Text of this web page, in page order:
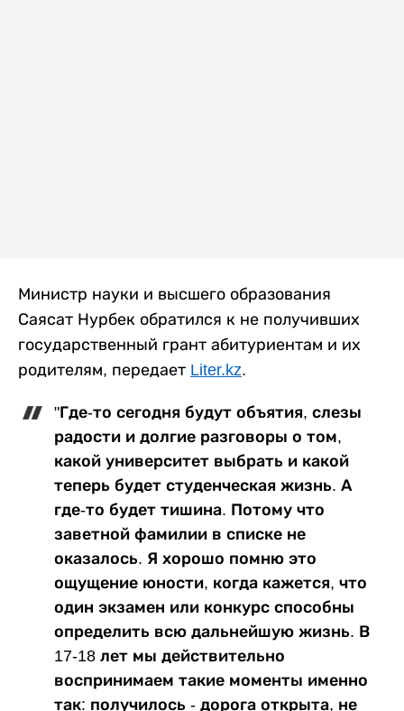
Министр науки и высшего образования
Саясат Нурбек обратился к не получивших
государственный грант абитуриентам и их
родителям, передает Liter.kz.
"Где-то сегодня будут объятия, слезы
радости и долгие разговоры о том,
какой университет выбрать и какой
теперь будет студенческая жизнь. А
где-то будет тишина. Потому что
заветной фамилии в списке не
оказалось. Я хорошо помню это
ощущение юности, когда кажется, что
один экзамен или конкурс способны
определить всю дальнейшую жизнь. В
17-18 лет мы действительно
воспринимаем такие моменты именно
так: получилось - дорога открыта, не